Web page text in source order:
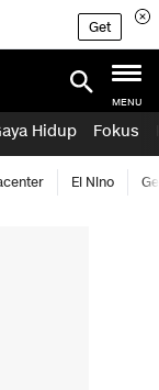
Get
MENU
Hidup Fokus
El Nino